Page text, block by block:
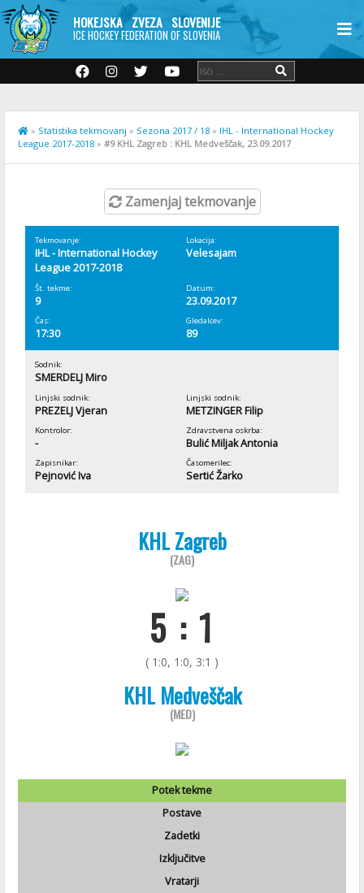
HOKEJSKA ZVEZA SLOVENIJE
ICE HOCKEY FEDERATION OF SLOVENIA
» Statistika tekmovanj » Sezona 2017 / 18 » IHL - International Hockey
League 2017-2018 » #9 KHL Zagreb : KHL Medveščak, 23.09.2017
Zamenjaj tekmovanje
Tekmovanje:
IHL - International Hockey
League 2017-2018
Lokacija:
Velesajam
Št. tekme:
9
Datum:
23.09.2017
Čas:
17:30
Gledalcev:
89
Sodnik:
SMERDELJ Miro
Linjski sodnik:
PREZELJ Vjeran
Linjski sodnik:
METZINGER Filip
Kontrolor:
-
Zdravstvena oskrba:
Bulić Miljak Antonia
Zapisnikar:
Pejnović Iva
Časomerilec:
Sertić Žarko
KHL Zagreb
(ZAG)
5 : 1
( 1:0, 1:0, 3:1 )
KHL Medveščak
(MED)
Potek tekme
Postave
Zadetki
Izključitve
Vratarji